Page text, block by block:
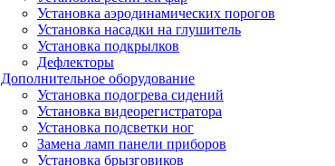
Установка аэродинамических порогов
Установка насадки на глушитель
Установка подкрылков
Дефлекторы
Дополнительное оборудование
Установка подогрева сидений
Установка видеорегистратора
Установка подсветки ног
Замена ламп панели приборов
Установка брызговиков